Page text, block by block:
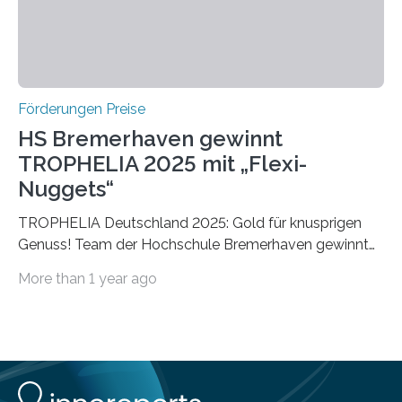
Förderungen Preise
HS Bremerhaven gewinnt
TROPHELIA 2025 mit „Flexi-
Nuggets“
TROPHELIA Deutschland 2025: Gold für knusprigen
Genuss! Team der Hochschule Bremerhaven gewinnt
ECOTROPHELIAMit der Produktidee “Flexi-Nuggets”
Studierende der Lebensmittelwissenschaften und
wurde zum 16. Mal durch den Forschungskreis der
More than 1 year ago